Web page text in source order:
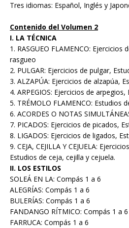
Tres idiomas: Español, Inglés y
Contenido del Volumen 2
I. LA TÉCNICA
1. RASGUEO FLAMENCO: Ejercicios
rasgueo
2. PULGAR: Ejercicios de pulgar,
3. ALZAPÚA: Ejercicios de alzapúa,
4. ARPEGIOS: Ejercicios de
5. TRÉMOLO FLAMENCO: Estudios
6. ACORDES O NOTAS
7. PICADOS: Ejercicios de picados,
8. LIGADOS: Ejercicios de ligados,
9. CEJA, CEJILLA Y CEJUELA:
Estudios de ceja, cejilla y cejuela.
II. LOS ESTILOS
SOLEÁ EN LA: Compás 1 a 6
ALEGRÍAS: Compás 1 a 6
BULERÍAS: Compás 1 a 6
FANDANGO RÍTMICO: Compás 1 a 6
FARRUCA: Compás 1 a 6